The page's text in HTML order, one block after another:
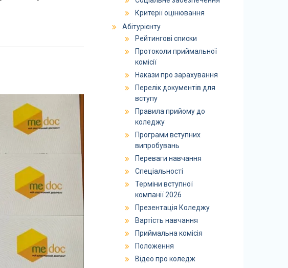
Критерії оцінювання
Абітурієнту
Рейтингові списки
Протоколи приймальної
комісії
Накази про зарахування
Перелік документів для
вступу
Правила прийому до
коледжу
Програми вступних
випробувань
Переваги навчання
Спеціальності
Терміни вступної
компанії 2026
Презентація Коледжу
Вартість навчання
Приймальна комісія
Положення
Відео про коледж